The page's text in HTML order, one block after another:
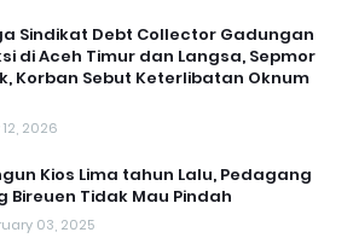
Sindikat Debt Collector Gadungan
di Aceh Timur dan Langsa, Sepmor
Korban Sebut Keterlibatan Oknum
2026
Kios Lima tahun Lalu, Pedagang
Bireuen Tidak Mau Pindah
03, 2025